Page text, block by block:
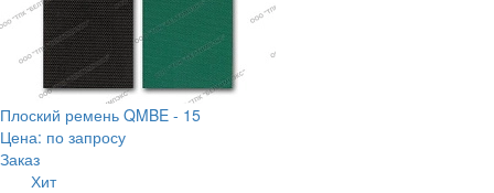
Плоский ремень QMBE - 15
Цена: по запросу
Заказ
Хит